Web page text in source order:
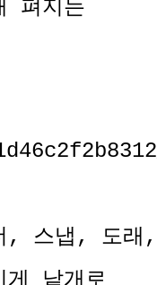
펴지는
, 스냅, 도래,
낱개로